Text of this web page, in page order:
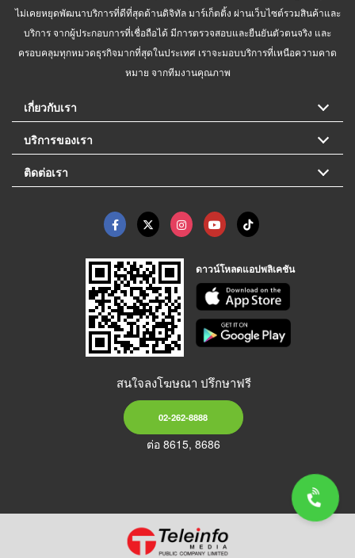
ไม่เคยหยุดพัฒนาบริการที่ดีที่สุดด้านดิจิทัล มาร์เก็ตติ้ง ผ่านเว็บไซต์รวมสินค้าและ
บริการ จากผู้ประกอบการที่เชื่อถือได้ มีการตรวจสอบและยืนยันตัวตนจริง และ
ครอบคลุมทุกหมวดธุรกิจมากที่สุดในประเทศ เราจะมอบบริการที่เหนือความคาด
หมาย จากทีมงานคุณภาพ
เกี่ยวกับเรา
บริการของเรา
ติดต่อเรา
ดาวน์โหลดแอปพลิเคชัน
สนใจลงโฆษณา ปรึกษาฟรี
02-262-8888
ต่อ 8615, 8686